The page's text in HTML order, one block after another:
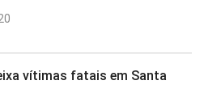
vítimas fatais em Santa